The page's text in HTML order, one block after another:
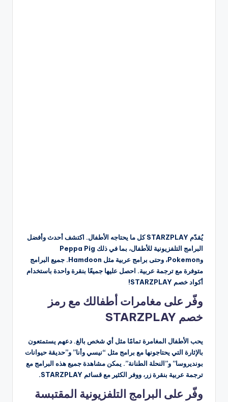
يُقدّم STARZPLAY كل ما يحتاجه الأطفال. اكتشف أحدث وأفضل
البرامج التلفزيونية للأطفال، بما في ذلك Peppa Pig
وPokemon، وحتى برامج عربية مثل Hamdoon. جميع البرامج
متوفرة مع ترجمة عربية. احصل عليها جميعًا بنقرة واحدة باستخدام
أكواد خصم STARZPLAY!
وفّر على مغامرات أطفالك مع رمز
خصم STARZPLAY
يحب الأطفال المغامرة تمامًا مثل أي شخص بالغ. دعهم يستمتعون
بالإثارة التي يحتاجونها مع برامج مثل “نيسي وأنا” و”حديقة حيوانات
بونديروسا” و”النحلة الطنانة”. يمكن مشاهدة جميع هذه البرامج مع
ترجمة عربية بنقرة زر، ووفر الكثير مع قسائم STARZPLAY.
وفّر على البرامج التلفزيونية المقتبسة